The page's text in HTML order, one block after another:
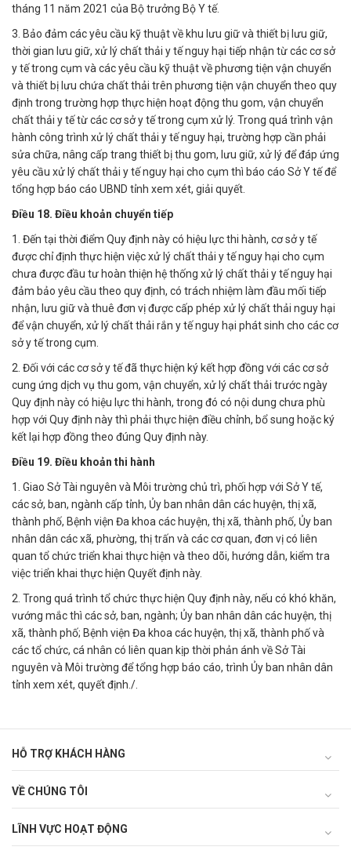
tháng 11 năm 2021 của Bộ trưởng Bộ Y tế.
3. Bảo đảm các yêu cầu kỹ thuật về khu lưu giữ và thiết bị lưu giữ,
thời gian lưu giữ, xử lý chất thải y tế nguy hại tiếp nhận từ các cơ sở
y tế trong cụm và các yêu cầu kỹ thuật về phương tiện vận chuyển
và thiết bị lưu chứa chất thải trên phương tiện vận chuyển theo quy
định trong trường hợp thực hiện hoạt động thu gom, vận chuyển
chất thải y tế từ các cơ sở y tế trong cụm xử lý. Trong quá trình vận
hành công trình xử lý chất thải y tế nguy hại, trường hợp cần phải
sửa chữa, nâng cấp trang thiết bị thu gom, lưu giữ, xử lý để đáp ứng
yêu cầu xử lý chất thải y tế nguy hại cho cụm thì báo cáo Sở Y tế để
tổng hợp báo cáo UBND tỉnh xem xét, giải quyết.
Điều 18. Điều khoản chuyển tiếp
1. Đến tại thời điểm Quy định này có hiệu lực thi hành, cơ sở y tế
được chỉ định thực hiện việc xử lý chất thải y tế nguy hại cho cụm
chưa được đầu tư hoàn thiện hệ thống xử lý chất thải y tế nguy hại
đảm bảo yêu cầu theo quy định, có trách nhiệm làm đầu mối tiếp
nhận, lưu giữ và thuê đơn vị được cấp phép xử lý chất thải nguy hại
để vận chuyển, xử lý chất thải rắn y tế nguy hại phát sinh cho các cơ
sở y tế trong cụm.
2. Đối với các cơ sở y tế đã thực hiện ký kết hợp đồng với các cơ sở
cung ứng dịch vụ thu gom, vận chuyển, xử lý chất thải trước ngày
Quy định này có hiệu lực thi hành, trong đó có nội dung chưa phù
hợp với Quy định này thì phải thực hiện điều chỉnh, bổ sung hoặc ký
kết lại hợp đồng theo đúng Quy định này.
Điều 19. Điều khoản thi hành
1. Giao Sở Tài nguyên và Môi trường chủ trì, phối hợp với Sở Y tế,
các sở, ban, ngành cấp tỉnh, Ủy ban nhân dân các huyện, thị xã,
thành phố, Bệnh viện Đa khoa các huyện, thị xã, thành phố, Ủy ban
nhân dân các xã, phường, thị trấn và các cơ quan, đơn vị có liên
quan tổ chức triển khai thực hiện và theo dõi, hướng dẫn, kiểm tra
việc triển khai thực hiện Quyết định này.
2. Trong quá trình tổ chức thực hiện Quy định này, nếu có khó khăn,
vướng mắc thì các sở, ban, ngành; Ủy ban nhân dân các huyện, thị
xã, thành phố; Bệnh viện Đa khoa các huyện, thị xã, thành phố và
các tổ chức, cá nhân có liên quan kịp thời phản ánh về Sở Tài
nguyên và Môi trường để tổng hợp báo cáo, trình Ủy ban nhân dân
tỉnh xem xét, quyết định./.
HỖ TRỢ KHÁCH HÀNG
VỀ CHÚNG TÔI
LĨNH VỰC HOẠT ĐỘNG